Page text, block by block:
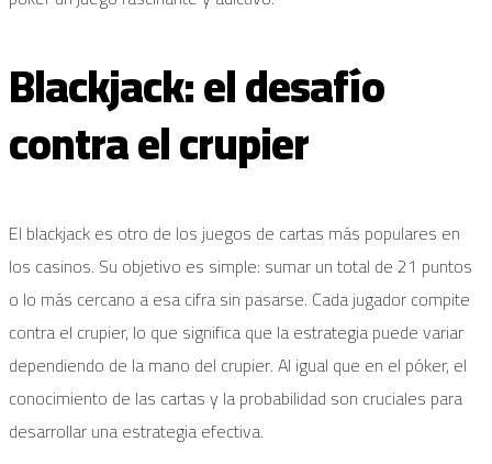
Blackjack: el desafío
contra el crupier
El blackjack es otro de los juegos de cartas más populares en
los casinos. Su objetivo es simple: sumar un total de 21 puntos
o lo más cercano a esa cifra sin pasarse. Cada jugador compite
contra el crupier, lo que significa que la estrategia puede variar
dependiendo de la mano del crupier. Al igual que en el póker, el
conocimiento de las cartas y la probabilidad son cruciales para
desarrollar una estrategia efectiva.